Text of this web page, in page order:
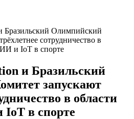
Бразильский Олимпийский
сотрудничество в
и IoT в спорте
и Бразильский
запускают
в области
в спорте